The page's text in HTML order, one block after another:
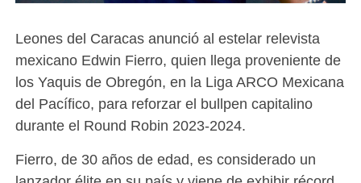
Leones del Caracas anunció al estelar relevista
mexicano Edwin Fierro, quien llega proveniente de
los Yaquis de Obregón, en la Liga ARCO Mexicana
del Pacífico, para reforzar el bullpen capitalino
durante el Round Robin 2023-2024.
Fierro, de 30 años de edad, es considerado un